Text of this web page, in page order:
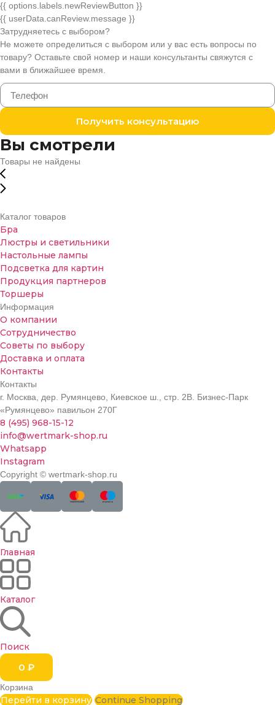
{{ options.labels.newReviewButton }}
{{ userData.canReview.message }}
Затрудняетесь с выбором?
Не можете определиться с выбором или у вас есть вопросы по
товару? Оставьте свой номер и наши консультанты свяжутся с
вами в ближайшее время.
Получить консультацию
Вы смотрели
Товары не найдены
Каталог товаров
Бра
Люстры и светильники
Настольные лампы
Подсветка для картин
Продукция партнеров
Торшеры
Информация
О компании
Сотрудничество
Советы по выбору
Доставка и оплата
Контакты
Контакты
г. Москва, дер. Румянцево, Киевское ш., стр. 2В. Бизнес-Парк
«Румянцево» павильон 270Г
8 (495) 968-15-12
info@wertmark-shop.ru
Whatsapp
Instagram
Copyright © wertmark-shop.ru
Главная
Каталог
Поиск
0 ₽
Корзина
Перейти в корзину Continue Shopping